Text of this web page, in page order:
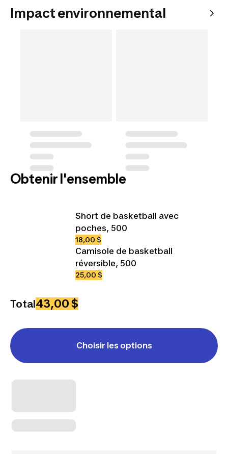
Impact environnemental
Obtenir l'ensemble
Short de basketball avec
poches, 500
18,00 $
Camisole de basketball
réversible, 500
25,00 $
Total43,00 $
Choisir les options